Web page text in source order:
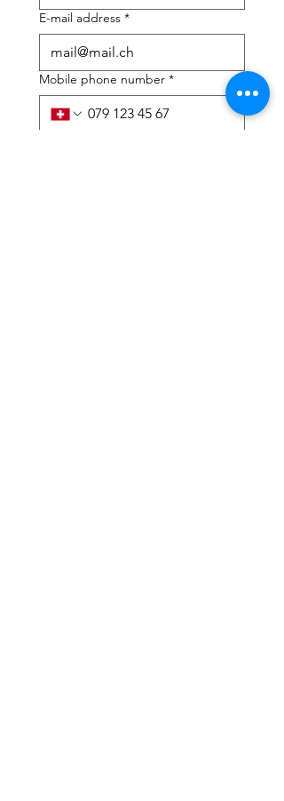
E-mail address *
Mobile phone number *